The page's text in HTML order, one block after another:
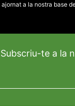
a la nostra base
Subscriu-te a la